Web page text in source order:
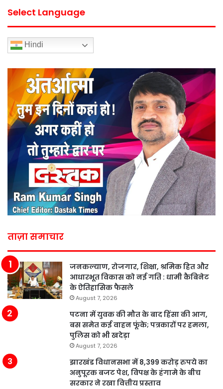
Select Language
Hindi
ताज़ा समाचार
जनकल्याण, रोजगार, शिक्षा, श्रमिक हित और
आधारभूत विकास को नई गति : धामी कैबिनेट
के ऐतिहासिक फैसले
August 7, 2026
पटना में युवक की मौत के बाद हिंसा की आग,
बस समेत कई वाहन फूंके; पत्रकारों पर हमला,
पुलिस को भी खदेड़ा
August 7, 2026
झारखंड विधानसभा में 8,399 करोड़ रुपये का
अनुपूरक बजट पेश, विपक्ष के हंगामे के बीच
सरकार ने रखा वित्तीय प्रस्ताव